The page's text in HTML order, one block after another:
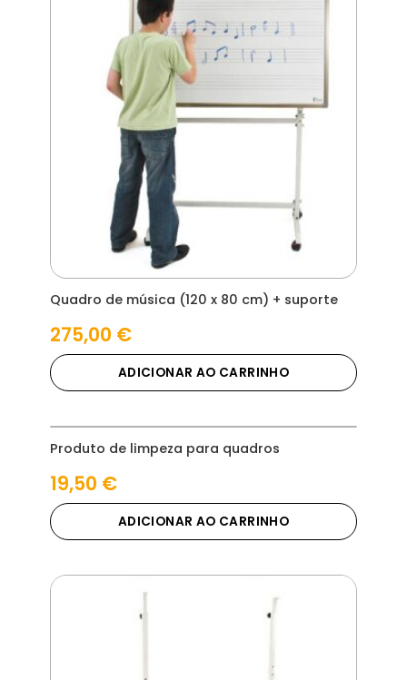
Quadro de música (120 x 80 cm) + suporte
275,00 €
ADICIONAR AO CARRINHO
Produto de limpeza para quadros
19,50 €
ADICIONAR AO CARRINHO